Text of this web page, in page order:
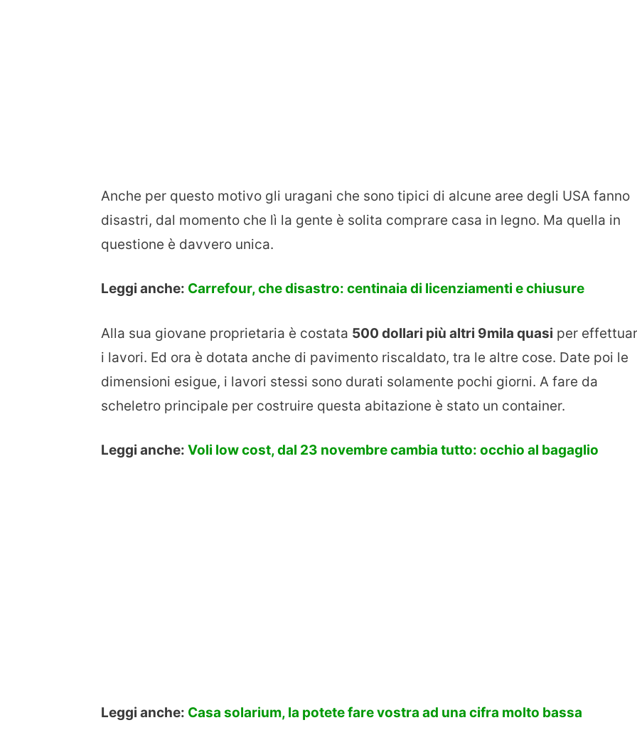
Anche per questo motivo gli uragani che sono tipici di alcune aree degli USA fanno
disastri, dal momento che lì la gente è solita comprare casa in legno. Ma quella in
questione è davvero unica.
Leggi anche: Carrefour, che disastro: centinaia di licenziamenti e chiusure
Alla sua giovane proprietaria è costata 500 dollari più altri 9mila quasi per
i lavori. Ed ora è dotata anche di pavimento riscaldato, tra le altre cose. Date poi le
dimensioni esigue, i lavori stessi sono durati solamente pochi giorni. A fare da
scheletro principale per costruire questa abitazione è stato un container.
Leggi anche: Voli low cost, dal 23 novembre cambia tutto: occhio al bagaglio
Leggi anche: Casa solarium, la potete fare vostra ad una cifra molto bassa